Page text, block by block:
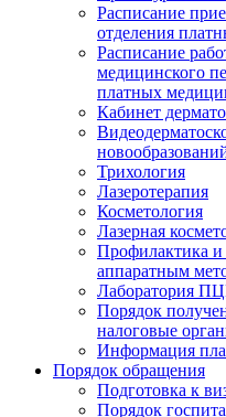
Расписание
отделения
Расписание
медицинского
платных
Кабинет
Трихология
Лазеротерапия
Косметология
Лазерная
Профилактика и
аппаратным
Лаборатория
Порядок
налоговые
Информация
Порядок обращения
Подготовка к
Порядок